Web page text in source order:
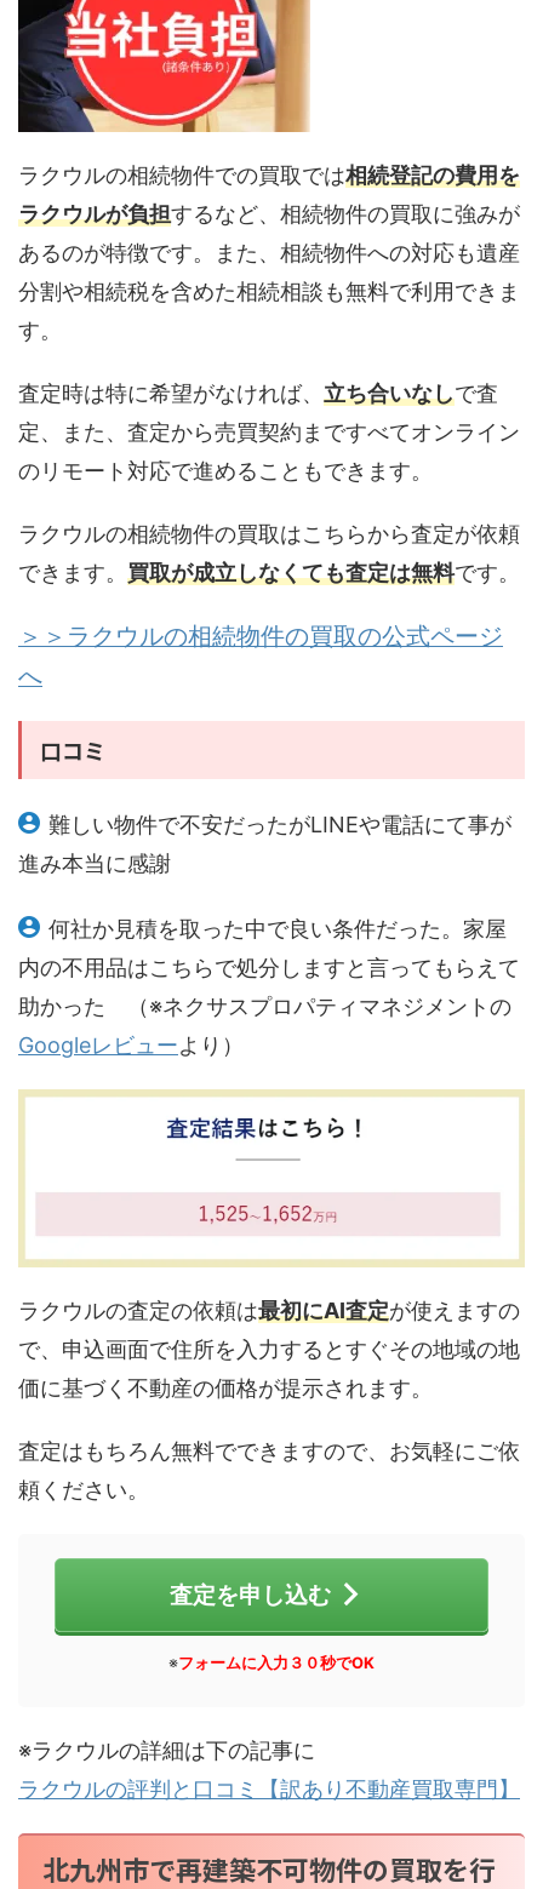
ラクウルの相続物件での買取では相続登記の費用を
ラクウルが負担するなど、相続物件の買取に強みが
あるのが特徴です。また、相続物件への対応も遺産
分割や相続税を含めた相続相談も無料で利用できま
す。
査定時は特に希望がなければ、 立ち合いなしで査
定、また、査定から売買契約まですべてオンライン
のリモート対応で進めることもできます。
ラクウルの相続物件の買取はこちらから査定が依頼
できます。 買取が成立しなくても査定は無料です。
＞＞ラクウルの相続物件の買取の公式ページ
へ
口コミ
難しい物件で不安だったがLINEや電話にて事が
進み本当に感謝
何社か見積を取った中で良い条件だった。家屋
内の不用品はこちらで処分しますと言ってもらえて
助かった （※ネクサスプロパティマネジメントの
Googleレビューより）
ラクウルの査定の依頼は最初にAI査定が使えますの
で、申込画面で住所を入力するとすぐその地域の地
価に基づく不動産の価格が提示されます。
査定はもちろん無料でできますので、お気軽にご依
頼ください。
査定を申し込む
※フォームに入力３０秒でOK
※ラクウルの詳細は下の記事に
ラクウルの評判と口コミ【訳あり不動産買取専門】
北九州市で再建築不可物件の買取を行